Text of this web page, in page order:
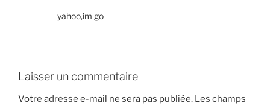
yahoo,im go
Laisser un commentaire
Votre adresse e-mail ne sera pas publiée. Les champs